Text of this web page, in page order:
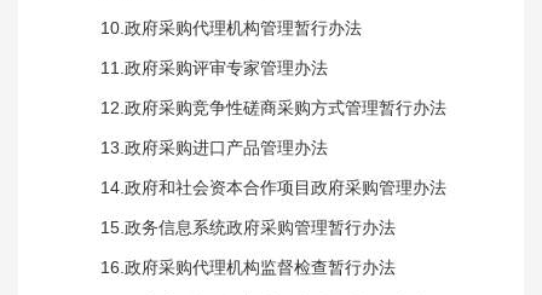
10.政府采购代理机构管理暂行办法
11.政府采购评审专家管理办法
12.政府采购竞争性磋商采购方式管理暂行办法
13.政府采购进口产品管理办法
14.政府和社会资本合作项目政府采购管理办法
15.政务信息系统政府采购管理暂行办法
16.政府采购代理机构监督检查暂行办法